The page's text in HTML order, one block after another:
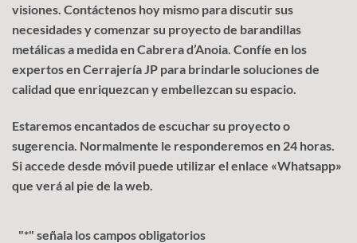
visiones. Contáctenos hoy mismo para discutir sus
necesidades y comenzar su proyecto de barandillas
metálicas a medida en Cabrera d’Anoia. Confíe en los
expertos en Cerrajería JP para brindarle soluciones de
calidad que enriquezcan y embellezcan su espacio.
Estaremos encantados de escuchar su proyecto o
sugerencia. Normalmente le responderemos en 24 horas.
Si accede desde móvil puede utilizar el enlace «Whatsapp»
que verá al pie de la web.
"*" señala los campos obligatorios